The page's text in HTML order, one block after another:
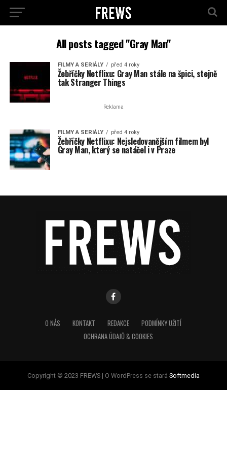
All posts tagged "Gray Man"
FILMY A SERIÁLY před 4 roky
Žebříčky Netflixu: Gray Man stále na špici, stejně
tak Stranger Things
Reklama
FILMY A SERIÁLY před 4 roky
Žebříčky Netflixu: Nejsledovanějším filmem byl
Gray Man, který se natáčel i v Praze
O NÁS KONTAKT REDAKCE
PODMÍNKY UŽITÍ
OCHRANA ÚDAJŮ & COOKIES
Copyright © 2023 FREWS | O WordPress se stará Softmedia